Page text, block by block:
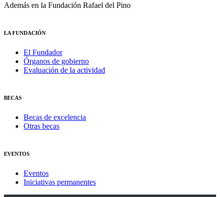
Además en la Fundación Rafael del Pino
LA FUNDACIÓN
El Fundador
Órganos de gobierno
Evaluación de la actividad
BECAS
Becas de excelencia
Otras becas
EVENTOS
Eventos
Iniciativas permanentes